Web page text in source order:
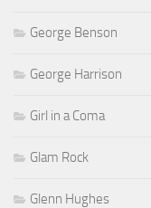
George Benson
George Harrison
Girl in a Coma
Glam Rock
Glenn Hughes